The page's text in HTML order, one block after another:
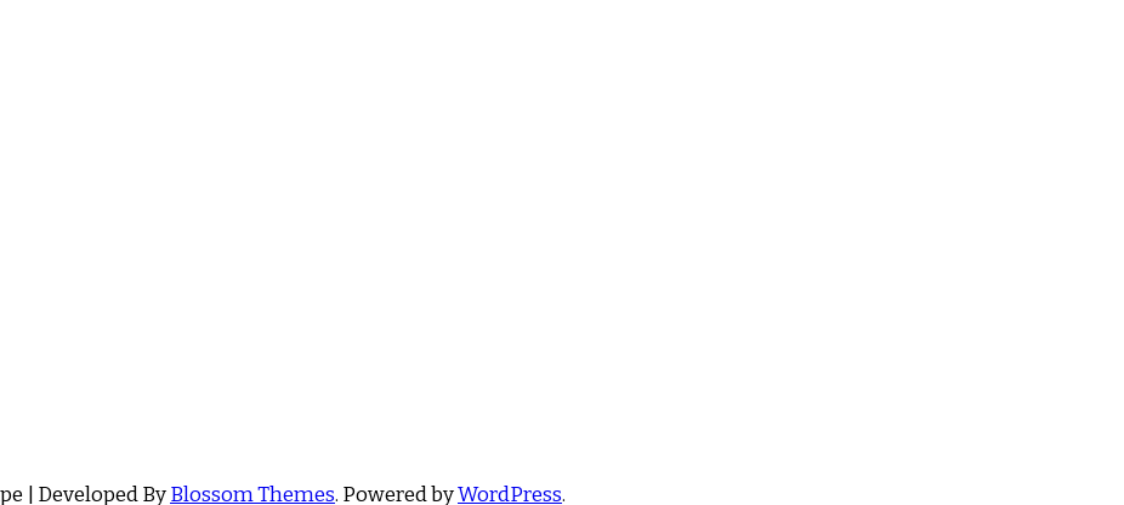
| Developed ByBlossom Themes. Powered byWordPress.